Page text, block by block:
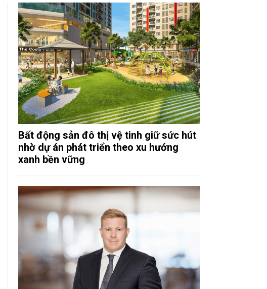
Bất động sản đô thị vệ tinh giữ sức hút
nhờ dự án phát triển theo xu hướng
xanh bền vững